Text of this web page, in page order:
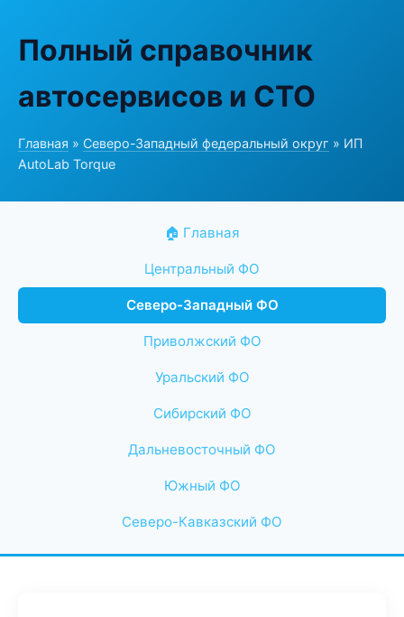
Полный справочник
автосервисов и СТО
Главная » Северо-Западный федеральный округ » ИП
AutoLab Torque
🏠 Главная
Центральный ФО
Северо-Западный ФО
Приволжский ФО
Уральский ФО
Сибирский ФО
Дальневосточный ФО
Южный ФО
Северо-Кавказский ФО